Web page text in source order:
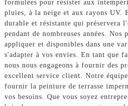
formulées pour résister aux
pluies, à la neige et aux rayons
durable et résistante qui préservera
pendant de nombreuses années. Nos
appliquer et disponibles dans une
s'adapter à vos envies. En tant que
nous nous engageons à fournir des
excellent service client. Notre
fournir la peinture de terrasse
vos besoins. Que vous soyez